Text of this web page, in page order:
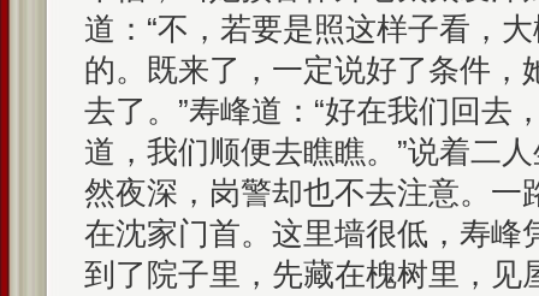
道：“不，若要是照这样子看，
的。既来了，一定说好了条件，
去了。”寿峰道：“好在我们回去
道，我们顺便去瞧瞧。”说着二
然夜深，岗警却也不去注意。一
在沈家门首。这里墙很低，寿峰
到了院子里，先藏在槐树里，见